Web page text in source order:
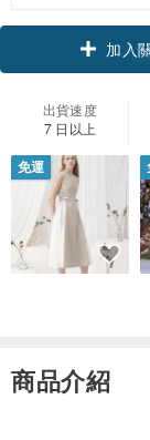
加入
出貨速度
7 日以上
免運
商品介紹